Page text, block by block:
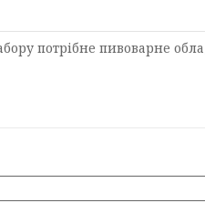
потрібне пивоварне